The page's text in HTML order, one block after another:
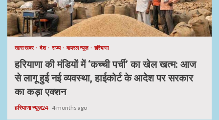
खास खबर देश राज्य वायरल न्यूज़ हरियाणा
हरियाणा की मंडियों में ‘कच्ची पर्ची’ का खेल खत्म: आज
से लागू हुई नई व्यवस्था, हाईकोर्ट के आदेश पर सरकार
का कड़ा एक्शन
हरियाणा न्यूज़24 4 months ago